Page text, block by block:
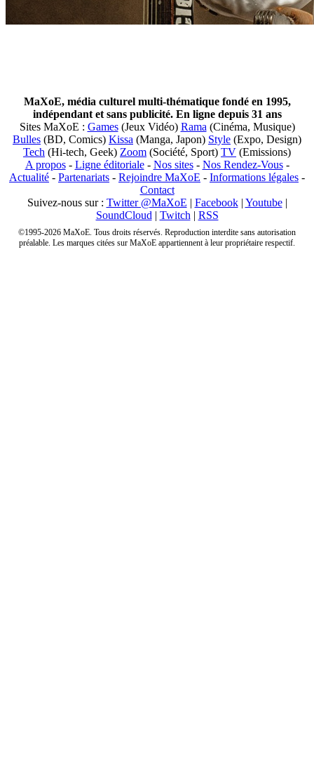
MaXoE, média culturel multi-thématique fondé en 1995,
indépendant et sans publicité. En ligne depuis 31 ans
Sites MaXoE : Games(Jeux Vidéo) Rama (Cinéma, Musique)
Bulles (BD, Comics) Kissa (Manga, Japon) Style (Expo, Design)
Tech (Hi-tech, Geek) Zoom (Société, Sport) TV (Emissions)
A propos- Ligne éditoriale- Nos sites- Nos Rendez-Vous-
Actualité - Partenariats - Rejoindre MaXoE - Informations légales -
Contact
Suivez-nous sur : Twitter @MaXoE | Facebook| Youtube|
SoundCloud | Twitch | RSS
©1995-2026 MaXoE. Tous droits réservés. Reproduction interdite sans autorisation
préalable. Les marques citées sur MaXoE appartiennent à leur propriétaire respectif.